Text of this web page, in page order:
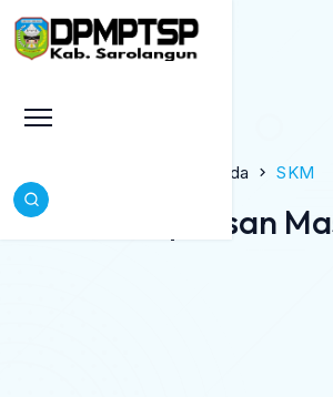
Beranda SKM
Survei Kepuasan